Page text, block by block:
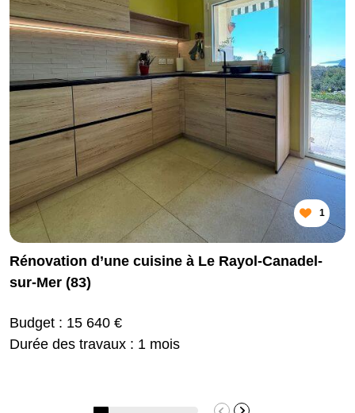
1
Rénovation d’une cuisine à Le Rayol-Canadel-
sur-Mer (83)
Budget : 15 640 €
Durée des travaux : 1 mois